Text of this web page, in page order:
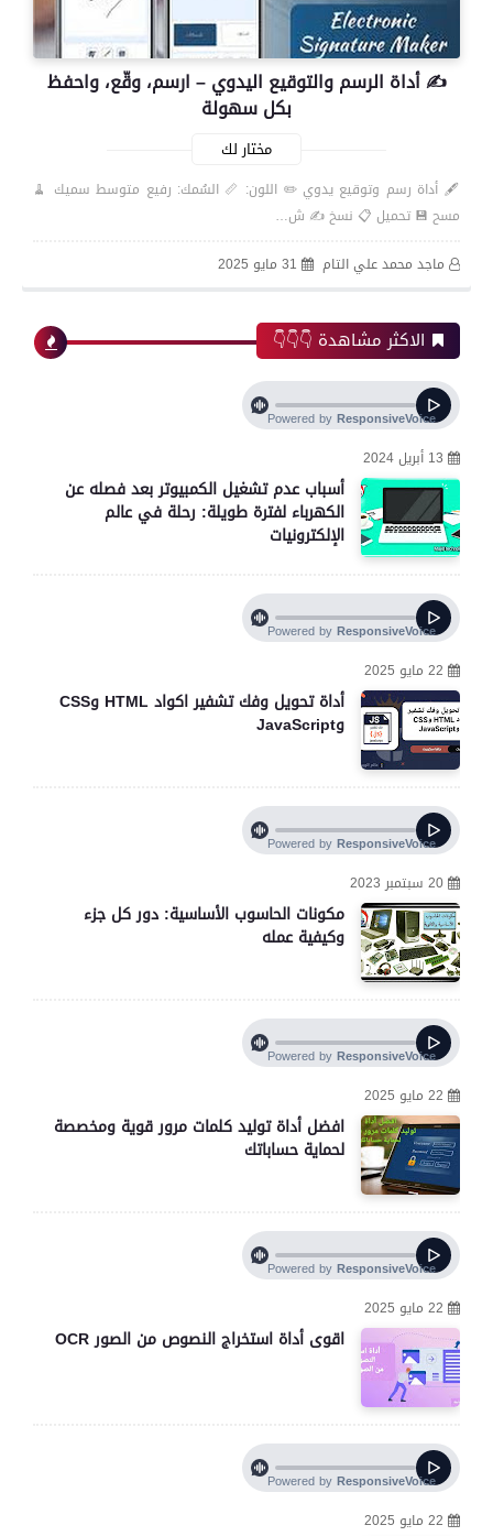
✍️ أداة الرسم والتوقيع اليدوي – ارسم، وقّع، واحفظ
بكل سهولة
مختار لك
🖋️ أداة رسم وتوقيع يدوي ✏️ اللون: 📏 السُمك: رفيع متوسط سميك 🧹
مسح 💾 تحميل 📋 نسخ ✍️ ش…
ماجد محمد علي التام
31 مايو 2025
الاكثر مشاهدة 👇👇👇
13 أبريل 2024
أسباب عدم تشغيل الكمبيوتر بعد فصله عن
الكهرباء لفترة طويلة: رحلة في عالم
الإلكترونيات
22 مايو 2025
أداة تحويل وفك تشفير اكواد HTML وCSS
وJavaScript
20 سبتمبر 2023
مكونات الحاسوب الأساسية: دور كل جزء
وكيفية عمله
22 مايو 2025
افضل أداة توليد كلمات مرور قوية ومخصصة
لحماية حساباتك
22 مايو 2025
اقوى أداة استخراج النصوص من الصور OCR
22 مايو 2025